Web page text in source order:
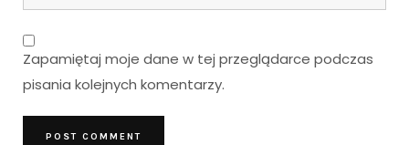
Zapamiętaj moje dane w tej przeglądarce podczas
pisania kolejnych komentarzy.